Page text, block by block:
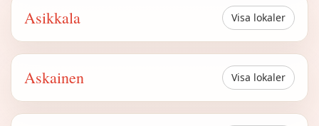
Asikkala Visa lokaler
Askainen Visa lokaler